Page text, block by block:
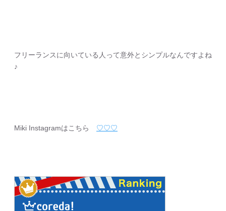
フリーランスに向いている人って意外とシンプルなんですよね
♪
Miki Instagramはこちら ♡♡♡